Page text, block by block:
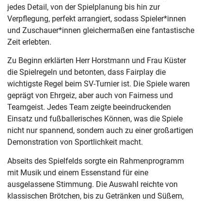
jedes Detail, von der Spielplanung bis hin zur
Verpflegung, perfekt arrangiert, sodass Spieler*innen
und Zuschauer*innen gleichermaßen eine fantastische
Zeit erlebten.
Zu Beginn erklärten Herr Horstmann und Frau Küster
die Spielregeln und betonten, dass Fairplay die
wichtigste Regel beim SV-Turnier ist. Die Spiele waren
geprägt von Ehrgeiz, aber auch von Fairness und
Teamgeist. Jedes Team zeigte beeindruckenden
Einsatz und fußballerisches Können, was die Spiele
nicht nur spannend, sondern auch zu einer großartigen
Demonstration von Sportlichkeit macht.
Abseits des Spielfelds sorgte ein Rahmenprogramm
mit Musik und einem Essenstand für eine
ausgelassene Stimmung. Die Auswahl reichte von
klassischen Brötchen, bis zu Getränken und Süßem,